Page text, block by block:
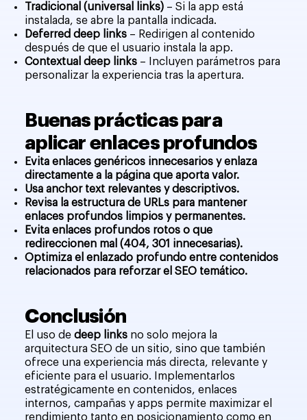
Tradicional (universal links) – Si la app está
instalada, se abre la pantalla indicada.
Deferred deep links – Redirigen al contenido
después de que el usuario instala la app.
Contextual deep links – Incluyen parámetros para
personalizar la experiencia tras la apertura.
Buenas prácticas para
aplicar enlaces profundos
Evita enlaces genéricos innecesarios y enlaza
directamente a la página que aporta valor.
Usa anchor text relevantes y descriptivos.
Revisa la estructura de URLs para mantener
enlaces profundos limpios y permanentes.
Evita enlaces profundos rotos o que
redireccionen mal (404, 301 innecesarias).
Optimiza el enlazado profundo entre contenidos
relacionados para reforzar el SEO temático.
Conclusión
El uso dedeep links no solo mejora la
arquitectura SEO de un sitio, sino que también
ofrece una experiencia más directa, relevante y
eficiente para el usuario. Implementarlos
estratégicamente en contenidos, enlaces
internos, campañas y apps permite maximizar el
rendimiento tanto en posicionamiento como en